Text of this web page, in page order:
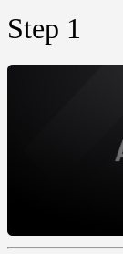
Step 1